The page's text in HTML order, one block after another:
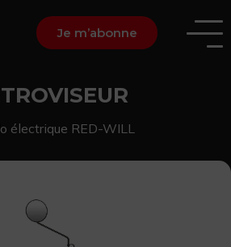
Je m’abonne
électrique RED-WILL